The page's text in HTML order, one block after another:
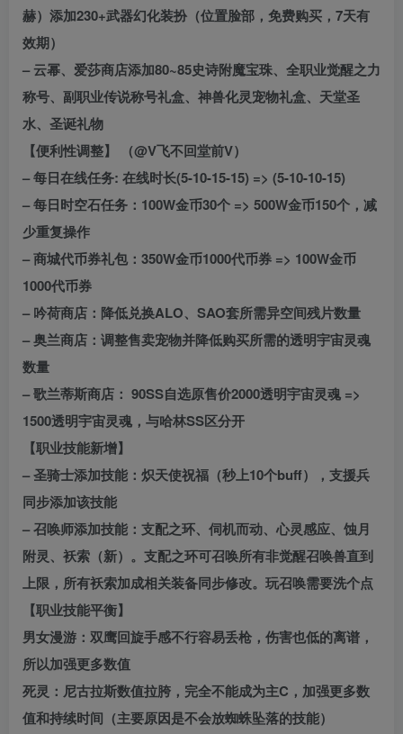
赫）添加230+武器幻化装扮（位置脸部，免费购买，7天有
效期）
– 云幂、爱莎商店添加80~85史诗附魔宝珠、全职业觉醒之力
称号、副职业传说称号礼盒、神兽化灵宠物礼盒、天堂圣
水、圣诞礼物
【便利性调整】 （@V飞不回堂前V）
– 每日在线任务: 在线时长(5-10-15-15) => (5-10-10-15)
– 每日时空石任务：100W金币30个 => 500W金币150个，减
少重复操作
– 商城代币券礼包：350W金币1000代币券 => 100W金币
1000代币券
– 吟荷商店：降低兑换ALO、SAO套所需异空间残片数量
– 奥兰商店：调整售卖宠物并降低购买所需的透明宇宙灵魂
数量
– 歌兰蒂斯商店： 90SS自选原售价2000透明宇宙灵魂 =>
1500透明宇宙灵魂，与哈林SS区分开
【职业技能新增】
– 圣骑士添加技能：炽天使祝福（秒上10个buff），支援兵
同步添加该技能
– 召唤师添加技能：支配之环、伺机而动、心灵感应、蚀月
附灵、袄索（新）。支配之环可召唤所有非觉醒召唤兽直到
上限，所有袄索加成相关装备同步修改。玩召唤需要洗个点
【职业技能平衡】
男女漫游：双鹰回旋手感不行容易丢枪，伤害也低的离谱，
所以加强更多数值
死灵：尼古拉斯数值拉胯，完全不能成为主C，加强更多数
值和持续时间（主要原因是不会放蜘蛛坠落的技能）